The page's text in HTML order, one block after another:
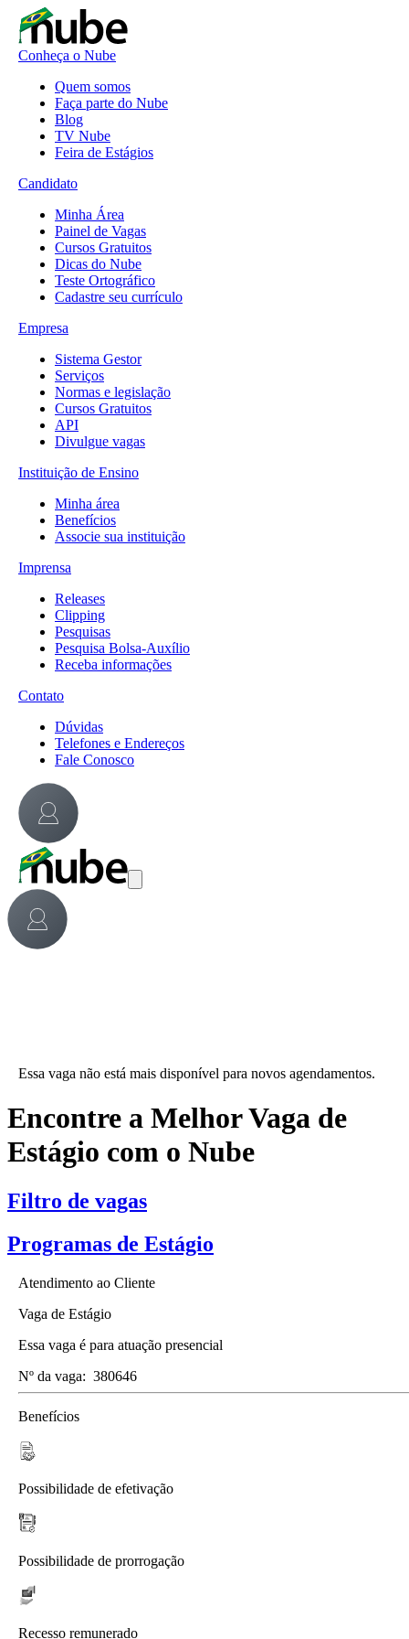
Conheça o Nube
Quem somos
Faça parte do Nube
Blog
TV Nube
Feira de Estágios
Candidato
Minha Área
Painel de Vagas
Cursos Gratuitos
Dicas do Nube
Teste Ortográfico
Cadastre seu currículo
Empresa
Sistema Gestor
Serviços
Normas e legislação
Cursos Gratuitos
API
Divulgue vagas
Instituição de Ensino
Minha área
Benefícios
Associe sua instituição
Imprensa
Releases
Clipping
Pesquisas
Pesquisa Bolsa-Auxílio
Receba informações
Contato
Dúvidas
Telefones e Endereços
Fale Conosco
Essa vaga não está mais disponível para novos agendamentos.
Encontre a Melhor Vaga de
Estágio com o Nube
Filtro de vagas
Programas de Estágio
Atendimento ao Cliente
Vaga de Estágio
Essa vaga é para atuação presencial
Nº da vaga: 380646
Benefícios
Possibilidade de efetivação
Possibilidade de prorrogação
Recesso remunerado